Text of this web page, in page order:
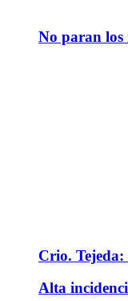
No paran los
Crio. Tejeda:
Alta